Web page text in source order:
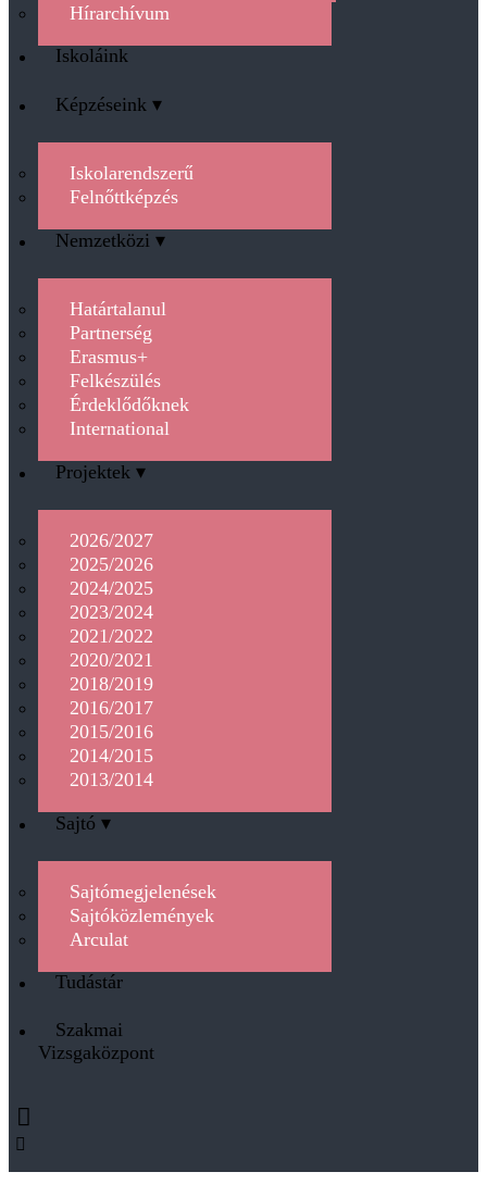
Hírarchívum
Iskoláink
Képzéseink ▾
Iskolarendszerű
Felnőttképzés
Nemzetközi ▾
Határtalanul
Partnerség
Erasmus+
Felkészülés
Érdeklődőknek
International
Projektek ▾
2026/2027
2025/2026
2024/2025
2023/2024
2021/2022
2020/2021
2018/2019
2016/2017
2015/2016
2014/2015
2013/2014
Sajtó ▾
Sajtómegjelenések
Sajtóközlemények
Arculat
Tudástár
Szakmai
Vizsgaközpont